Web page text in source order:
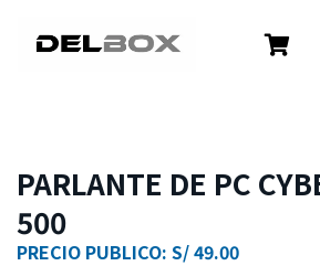
PARLANTE DE PC
500
PRECIO PUBLICO: S/ 49.00